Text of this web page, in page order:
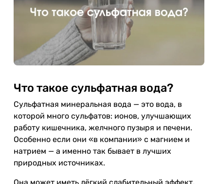
Что такое сульфатная вода?
Сульфатная минеральная вода — это вода, в
которой много сульфатов: ионов, улучшающих
работу кишечника, желчного пузыря и печени.
Особенно если они «в компании» с магнием и
натрием — а именно так бывает в лучших
природных источниках.